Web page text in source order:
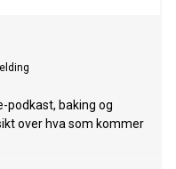
podkast, baking og
over hva som kommer